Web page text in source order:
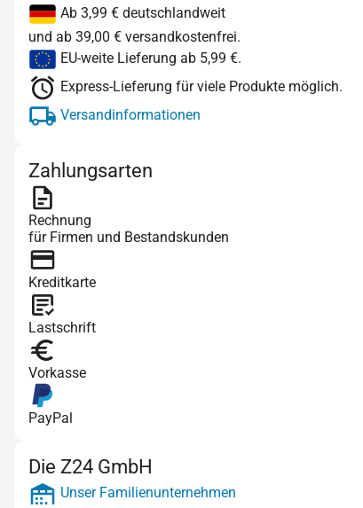
Ab 3,99 € deutschlandweit
und ab 39,00 € versandkostenfrei.
EU-weite Lieferung ab 5,99 €.
Express-Lieferung für viele Produkte möglich.
Versandinformationen
Zahlungsarten
Rechnung
für Firmen und Bestandskunden
Kreditkarte
Lastschrift
Vorkasse
PayPal
Die Z24 GmbH
Unser Familienunternehmen